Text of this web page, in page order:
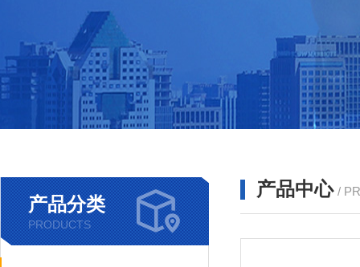
产品分类
PRODUCTS
产品中心 /